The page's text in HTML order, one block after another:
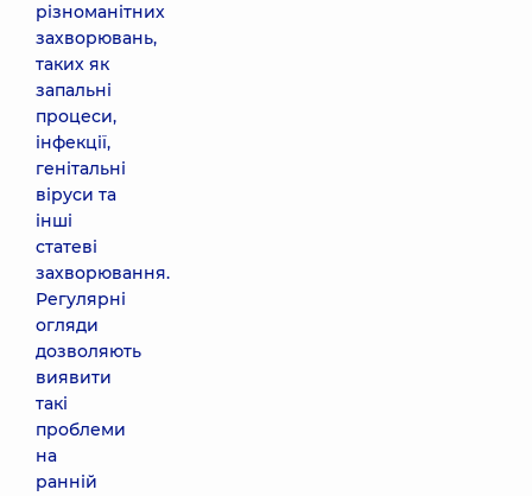
різноманітних
захворювань,
таких як
запальні
процеси,
інфекції,
генітальні
віруси та
інші
статеві
захворювання.
Регулярні
огляди
дозволяють
виявити
такі
проблеми
на
ранній